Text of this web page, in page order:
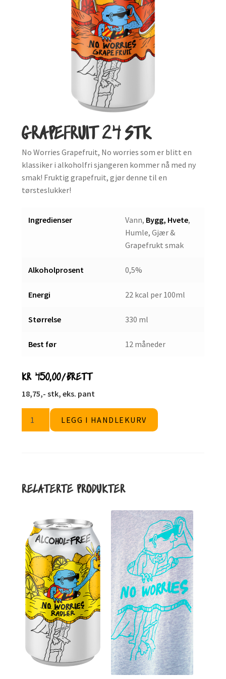
GRAPEFRUIT 24 STK
No Worries Grapefruit, No worries som er blitt en
klassiker i alkoholfri sjangeren kommer nå med ny
smak! Fruktig grapefruit, gjør denne til en
tørsteslukker!
Ingredienser Vann, Bygg, Hvete,
Humle, Gjær &
Grapefrukt smak
Alkoholprosent 0,5%
Energi 22 kcal per 100ml
Størrelse 330 ml
Best før 12 måneder
KR450,00/BRETT
18,75,- stk, eks. pant
Grapefruit
LEGG I HANDLEKURV
RELATERTE PRODUKTER